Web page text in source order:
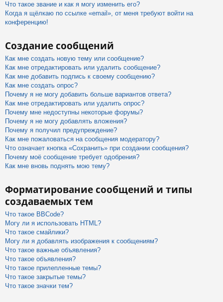
Что такое звание и как я могу изменить его?
Когда я щёлкаю по ссылке «email», от меня требуют войти на
конференцию!
Создание сообщений
Как мне создать новую тему или сообщение?
Как мне отредактировать или удалить сообщение?
Как мне добавить подпись к своему сообщению?
Как мне создать опрос?
Почему я не могу добавить больше вариантов ответа?
Как мне отредактировать или удалить опрос?
Почему мне недоступны некоторые форумы?
Почему я не могу добавлять вложения?
Почему я получил предупреждение?
Как мне пожаловаться на сообщения модератору?
Что означает кнопка «Сохранить» при создании сообщения?
Почему моё сообщение требует одобрения?
Как мне вновь поднять мою тему?
Форматирование сообщений и типы
создаваемых тем
Что такое BBCode?
Могу ли я использовать HTML?
Что такое смайлики?
Могу ли я добавлять изображения к сообщениям?
Что такое важные объявления?
Что такое объявления?
Что такое прилепленные темы?
Что такое закрытые темы?
Что такое значки тем?